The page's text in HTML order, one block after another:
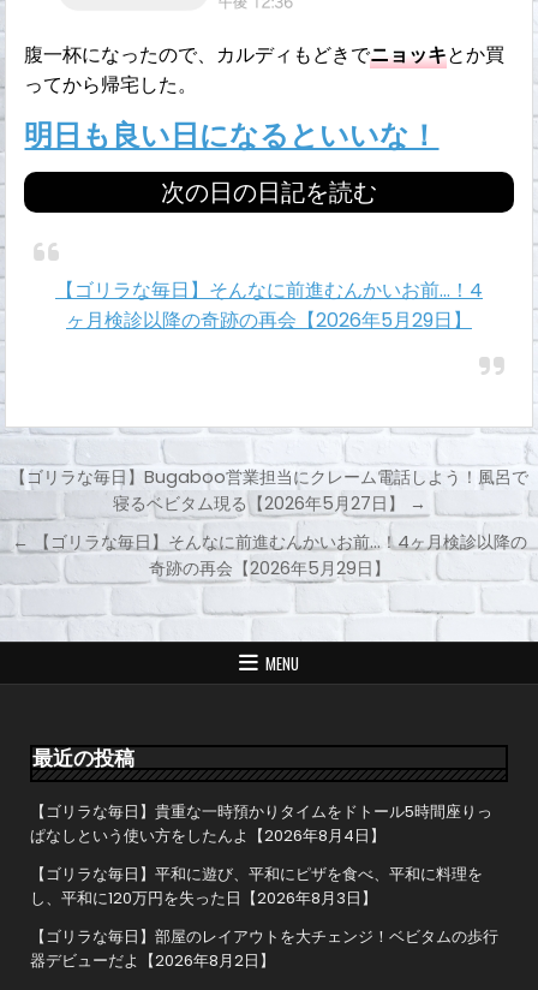
腹一杯になったので、カルディもどきでニョッキとか買
ってから帰宅した。
明日も良い日になるといいな！
次の日の日記を読む
【ゴリラな毎日】そんなに前進むんかいお前…！4
ヶ月検診以降の奇跡の再会【2026年5月29日】
投
稿
ナ
ビ
ー
ョ
【ゴリラな毎日】Bugaboo営業担当にクレーム電話しよう！風呂で
寝るベビタム現る【2026年5月27日】 →
← 【ゴリラな毎日】そんなに前進むんかいお前…！4ヶ月検診以降の
奇跡の再会【2026年5月29日】
MENU
最近の投稿
【ゴリラな毎日】貴重な一時預かりタイムをドトール5時間座りっ
ぱなしという使い方をしたんよ【2026年8月4日】
【ゴリラな毎日】平和に遊び、平和にピザを食べ、平和に料理を
し、平和に120万円を失った日【2026年8月3日】
【ゴリラな毎日】部屋のレイアウトを大チェンジ！ベビタムの歩行
器デビューだよ【2026年8月2日】